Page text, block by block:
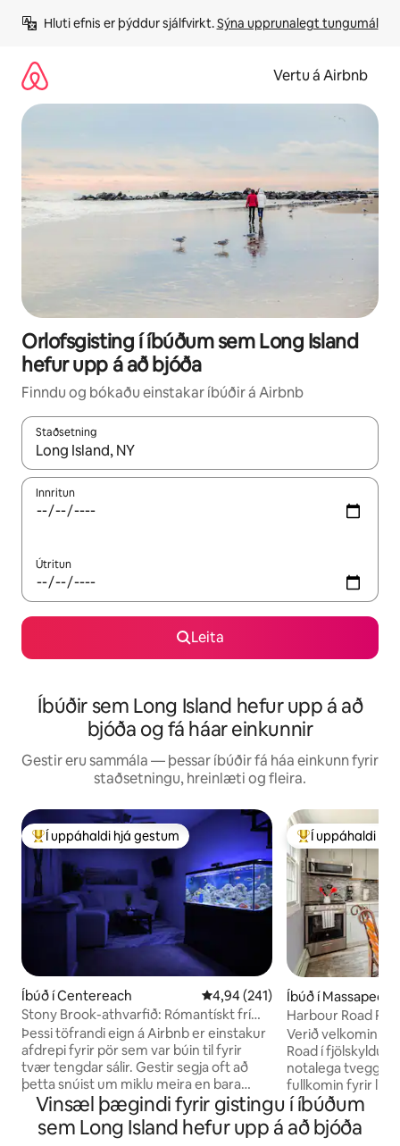
beint
Hluti efnis er þýddur sjálfvirkt. Sýna upprunalegt tungumál
Vertu á Airbnb
Orlofsgisting í íbúðum sem Long Island
hefur upp á að bjóða
Finndu og bókaðu einstakar íbúðir á Airbnb
Staðsetning
Þegar niðurstöður liggja fyrir skaltu nota upp og niður
Innritun
Útritun
Leita
Íbúðir sem Long Island hefur upp á að
bjóða og fá háar einkunnir
Gestir eru sammála — þessar íbúðir fá háa einkunn fyrir
staðsetningu, hreinlæti og fleira.
Í mestu uppáhaldi hjá gestum
Í uppáhaldi hjá gestum
Íbúð í Centereach 4,94 af 5 í meðaleinkunn, 241
4,94 (241)
Stony Brook-athvarfið: Rómantískt frí
fyrir pör
Þessi töfrandi eign á Airbnb er einstakur
afdrepi fyrir pör sem var búin til fyrir
tvær tengdar sálir. Gestir segja oft að
þetta snúist um miklu meira en bara
gistingu—þetta er upplifun. Njótið
fullbúins eldhúss fyrir notalegar máltíðir,
rúmgóðrar stofu með þægilegum
Í mestu
Í uppáhaldi
Íbúð í Massapequa
Harbour Road
Jones Beach, LIRR
Verið velkomin í
Road í
notalega tveggja
fullkomin fyrir
slaka á og skoða
Island. Njóttu
hröðu þráðlausu
Vinsæl þægindi fyrir gistingu í íbúðum
sem Long Island hefur upp á að bjóða